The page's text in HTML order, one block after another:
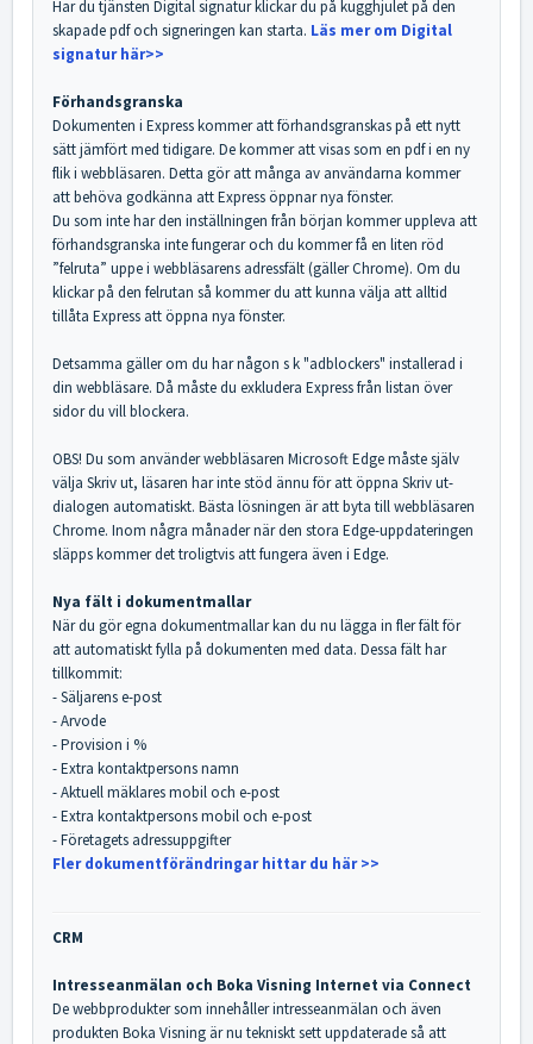
Har du tjänsten Digital signatur klickar du på kugghjulet på den
skapade pdf och signeringen kan starta. Läs mer om Digital
signatur här>>
Förhandsgranska
Dokumenten i Express kommer att förhandsgranskas på ett nytt
sätt jämfört med tidigare. De kommer att visas som en pdf i en ny
flik i webbläsaren. Detta gör att många av användarna kommer
att behöva godkänna att Express öppnar nya fönster.
Du som inte har den inställningen från början kommer uppleva att
förhandsgranska inte fungerar och du kommer få en liten röd
”felruta” uppe i webbläsarens adressfält (gäller Chrome). Om du
klickar på den felrutan så kommer du att kunna välja att alltid
tillåta Express att öppna nya fönster.
Detsamma gäller om du har någon s k "adblockers" installerad i
din webbläsare. Då måste du exkludera Express från listan över
sidor du vill blockera.
OBS! Du som använder webbläsaren Microsoft Edge måste själv
välja Skriv ut, läsaren har inte stöd ännu för att öppna Skriv ut-
dialogen automatiskt. Bästa lösningen är att byta till webbläsaren
Chrome. Inom några månader när den stora Edge-uppdateringen
släpps kommer det troligtvis att fungera även i Edge.
Nya fält i dokumentmallar
När du gör egna dokumentmallar kan du nu lägga in fler fält för
att automatiskt fylla på dokumenten med data. Dessa fält har
tillkommit:
- Säljarens e-post
- Arvode
- Provision i %
- Extra kontaktpersons namn
- Aktuell mäklares mobil och e-post
- Extra kontaktpersons mobil och e-post
- Företagets adressuppgifter
Fler dokumentförändringar hittar du här >>
CRM
Intresseanmälan och Boka Visning Internet via Connect
De webbprodukter som innehåller intresseanmälan och även
produkten Boka Visning är nu tekniskt sett uppdaterade så att